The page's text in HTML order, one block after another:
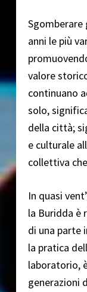
Sgomberare
anni le più
valore
continuano
solo,
della città;
e culturale
collettiva
In quasi
la Buridda è
di una parte
la pratica
laboratorio,
generazioni